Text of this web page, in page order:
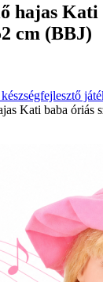
hajas Kati
cm (BBJ)
Kati baba óriás